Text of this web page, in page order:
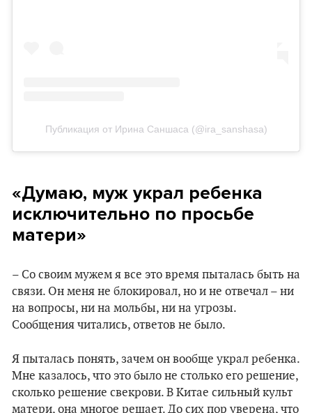
Публикация от Ирина Саншаса (@ira_sanshasa)
«Думаю, муж украл ребенка
исключительно по просьбе
матери»
– Со своим мужем я все это время пыталась быть на
связи. Он меня не блокировал, но и не отвечал – ни
на вопросы, ни на мольбы, ни на угрозы.
Сообщения читались, ответов не было.
Я пыталась понять, зачем он вообще украл ребенка.
Мне казалось, что это было не столько его решение,
сколько решение свекрови. В Китае сильный культ
матери, она многое решает. До сих пор уверена, что